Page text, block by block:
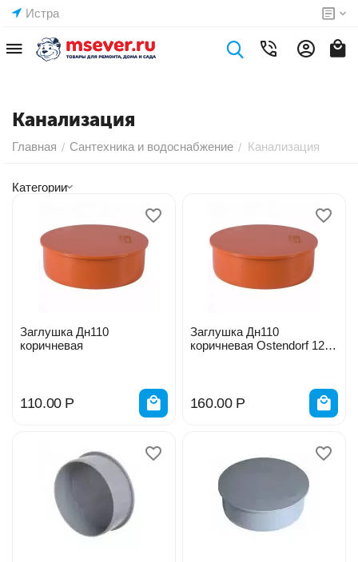
Истра
Канализация
Главная / Сантехника и водоснабжение / Канализация
Категории
Заглушка Дн110
коричневая
110.00 Р
Заглушка Дн110
коричневая Ostendorf 127-
160.00 Р